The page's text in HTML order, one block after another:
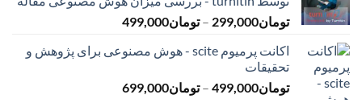
تا
تومان499,000
تومان299,000
– تومان499,000محدوده
تومان299,000
تومان499,000
اکانت پرمیوم scite - هوش مصنوعی برای پژوهش و
تحقیقات
تومان499,000
– تومان699,000محدوده